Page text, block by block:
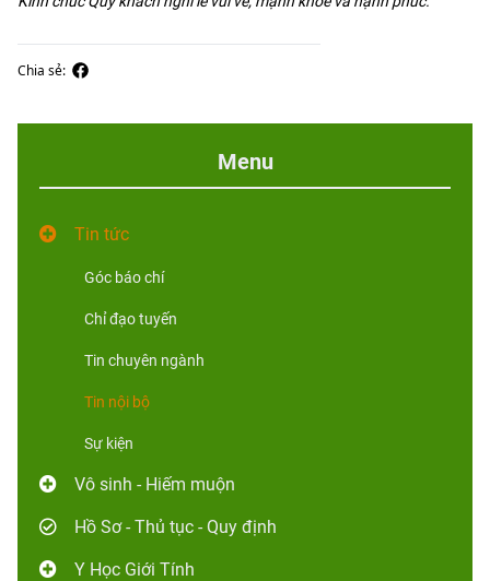
Chia sẻ:
Menu
Tin tức
Góc báo chí
Chỉ đạo tuyến
Tin chuyên ngành
Tin nội bộ
Sự kiện
Vô sinh - Hiếm muộn
Hồ Sơ - Thủ tục - Quy định
Y Học Giới Tính